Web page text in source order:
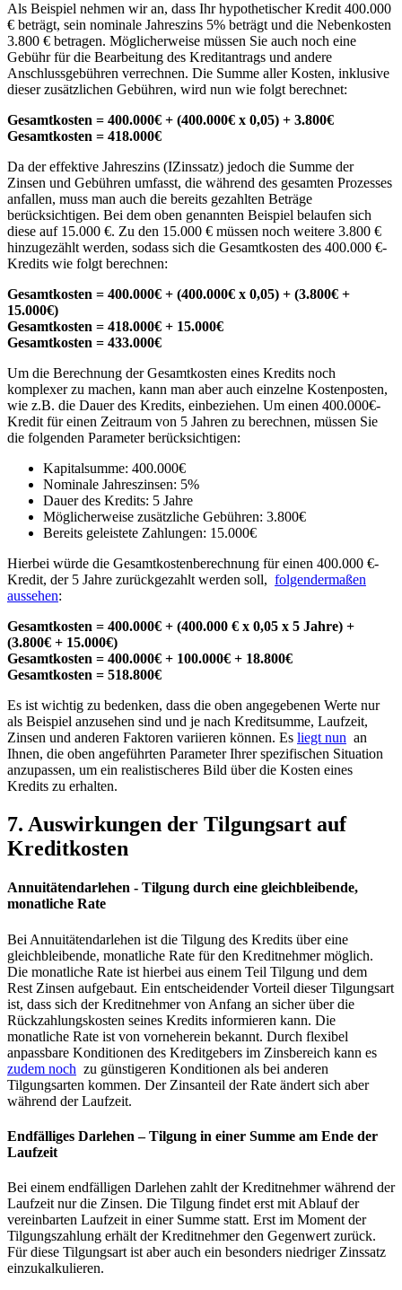
Als‌ Beispiel nehmen wir an,⁢ dass Ihr hypothetischer ‌Kredit 400.000⁣
€ ‌beträgt, ⁤sein ⁤nominale Jahreszins 5% ⁣beträgt und⁤ die ⁣Nebenkosten
3.800‌ € betragen.‍ Möglicherweise müssen⁤ Sie auch noch eine
Gebühr⁣ für die Bearbeitung des Kreditantrags und ‌andere‌
Anschlussgebühren verrechnen. Die⁤ Summe aller Kosten, inklusive
dieser ⁤zusätzlichen Gebühren, wird nun wie folgt berechnet:
Gesamtkosten ‍= 400.000€ + ‍(400.000€ x 0,05) + 3.800€
Gesamtkosten ‍= 418.000€
Da⁤ der effektive Jahreszins (IZinssatz) jedoch die ⁣Summe‍ der
‌Zinsen​ und Gebühren‌ umfasst, ​die ‌während ‌des gesamten ⁢Prozesses
‌anfallen, muss man auch die bereits gezahlten ‌Beträge
berücksichtigen. Bei dem oben genannten Beispiel belaufen sich
diese ⁣auf 15.000 €. Zu den 15.000 € müssen noch‌ weitere ‌3.800⁣ €
hinzugezählt werden, sodass sich die Gesamtkosten​ des 400.000 €-
Kredits ​wie folgt ⁤berechnen:
Gesamtkosten = 400.000€ + (400.000€ ​x 0,05) + (3.800€ +
15.000€)
Gesamtkosten = 418.000€ + ⁢15.000€
Gesamtkosten = 433.000€
Um die Berechnung der Gesamtkosten eines Kredits noch
komplexer zu ​machen, kann man‍ aber‌ auch einzelne Kostenposten,‌
wie z.B. die Dauer des Kredits, ⁢einbeziehen. ⁣Um einen 400.000€-
Kredit ‌für einen Zeitraum ⁢von⁣ 5 Jahren​ zu berechnen, müssen Sie⁢
die ⁤folgenden Parameter⁣ berücksichtigen:
Kapitalsumme: 400.000€
Nominale Jahreszinsen: ‍5%
Dauer des Kredits: 5 Jahre
Möglicherweise zusätzliche Gebühren: 3.800€
Bereits​ geleistete Zahlungen:⁣ 15.000€
Hierbei würde ⁢die Gesamtkostenberechnung für einen 400.000 ⁣€-
Kredit, der 5‌ Jahre zurückgezahlt werden soll, ‌ folgendermaßen
aussehen:
Gesamtkosten =⁤ 400.000€ + (400.000 € x 0,05​ x 5 ⁣Jahre)⁢ +
(3.800€ + 15.000€)
Gesamtkosten =⁣ 400.000€ + 100.000€ + ‍18.800€
Gesamtkosten = 518.800€
Es ist wichtig zu bedenken, dass die oben angegebenen Werte ⁢nur
als Beispiel anzusehen ⁤sind und je nach Kreditsumme, Laufzeit,
Zinsen und anderen Faktoren variieren können. ‌Es liegt ⁢nun ⁤ an
⁣Ihnen, die ‍oben ⁣angeführten Parameter Ihrer spezifischen⁤ Situation
anzupassen, um ‌ein realistischeres‍ Bild über die Kosten eines
Kredits zu erhalten.
7. Auswirkungen⁤ der Tilgungsart auf⁤
Kreditkosten
Annuitätendarlehen ‍- ⁤Tilgung durch eine gleichbleibende,​
monatliche Rate
Bei Annuitätendarlehen ist​ die ⁣Tilgung ‌des Kredits über eine
gleichbleibende,‌ monatliche Rate ⁣für ‍den Kreditnehmer möglich.
Die monatliche ‍Rate⁢ ist hierbei ⁣aus einem ⁣Teil Tilgung und dem ​
Rest Zinsen ‍aufgebaut. Ein ‍entscheidender Vorteil dieser Tilgungsart
⁤ist, dass ⁢sich der Kreditnehmer von Anfang an sicher über die
Rückzahlungskosten seines Kredits‌ informieren kann. ⁤Die ​
monatliche Rate​ ist von vorneherein bekannt.⁣ Durch flexibel
anpassbare Konditionen des Kreditgebers im ⁤Zinsbereich kann es
zudem noch ‌ zu günstigeren Konditionen ​als‍ bei anderen
Tilgungsarten kommen. Der Zinsanteil der Rate ändert ⁢sich aber
während der​ Laufzeit.
Endfälliges Darlehen – Tilgung in⁢ einer Summe am Ende der
⁤Laufzeit
Bei einem endfälligen Darlehen​ zahlt der ⁢Kreditnehmer ‌während ​der
Laufzeit nur die‍ Zinsen.‌ Die Tilgung findet​ erst⁢ mit Ablauf ​der
⁣vereinbarten ⁣Laufzeit ⁤in‍ einer Summe⁣ statt. ⁣Erst im⁢ Moment der
Tilgungszahlung erhält ⁣der Kreditnehmer den Gegenwert‌ zurück.
Für ⁢diese​ Tilgungsart ist‍ aber auch ein ​besonders⁢ niedriger Zinssatz
einzukalkulieren.